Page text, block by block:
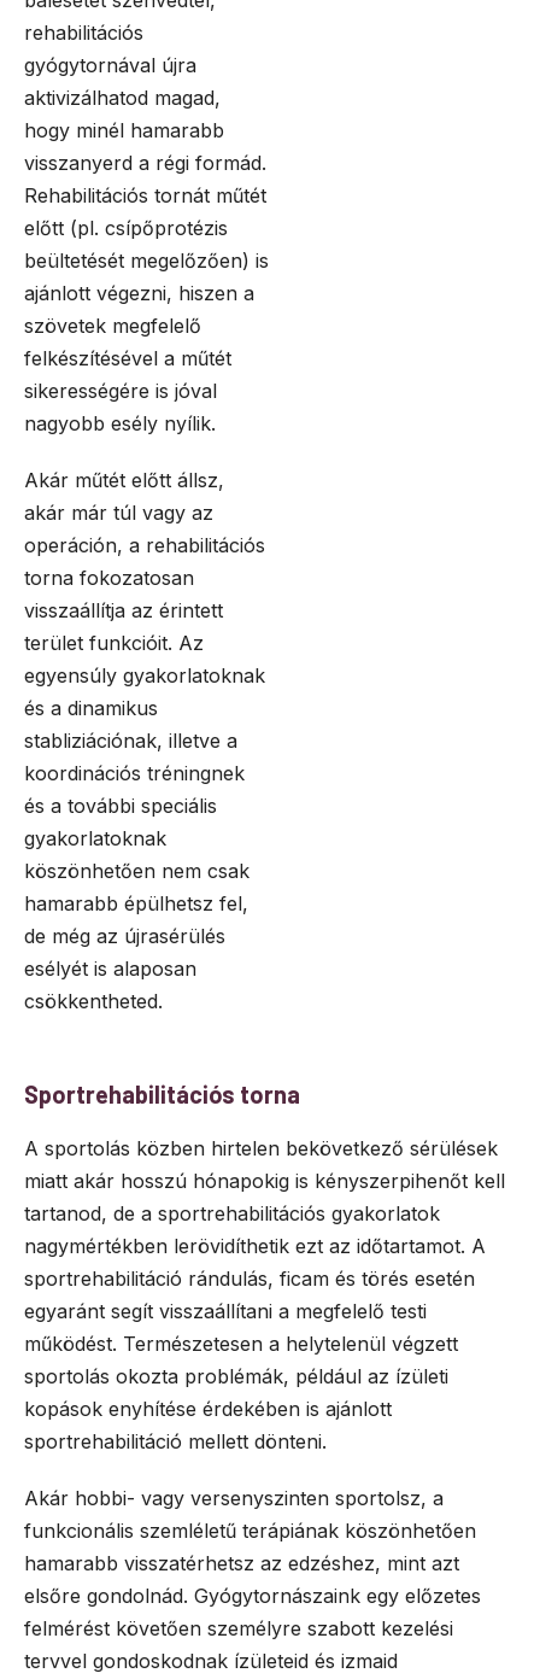
rehabilitációs
gyógytornával újra
aktivizálhatod magad,
hogy minél hamarabb
visszanyerd a régi formád.
Rehabilitációs tornát műtét
előtt (pl. csípőprotézis
beültetését megelőzően) is
ajánlott végezni, hiszen a
szövetek megfelelő
felkészítésével a műtét
sikerességére is jóval
nagyobb esély nyílik.
Akár műtét előtt állsz,
akár már túl vagy az
operáción, a rehabilitációs
torna fokozatosan
visszaállítja az érintett
terület funkcióit. Az
egyensúly gyakorlatoknak
és a dinamikus
stabliziációnak, illetve a
koordinációs tréningnek
és a további speciális
gyakorlatoknak
köszönhetően nem csak
hamarabb épülhetsz fel,
de még az újrasérülés
esélyét is alaposan
csökkentheted.
Sportrehabilitációs torna
A sportolás közben hirtelen bekövetkező sérülések
miatt akár hosszú hónapokig is kényszerpihenőt kell
tartanod, de a sportrehabilitációs gyakorlatok
nagymértékben lerövidíthetik ezt az időtartamot. A
sportrehabilitáció rándulás, ficam és törés esetén
egyaránt segít visszaállítani a megfelelő testi
működést. Természetesen a helytelenül végzett
sportolás okozta problémák, például az ízületi
kopások enyhítése érdekében is ajánlott
sportrehabilitáció mellett dönteni.
Akár hobbi- vagy versenyszinten sportolsz, a
funkcionális szemléletű terápiának köszönhetően
hamarabb visszatérhetsz az edzéshez, mint azt
elsőre gondolnád. Gyógytornászaink egy előzetes
felmérést követően személyre szabott kezelési
tervvel gondoskodnak ízületeid és izmaid